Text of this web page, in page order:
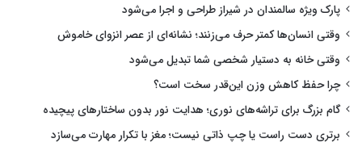
پارک ویژه سالمندان در شیراز طراحی و اجرا می‌شود
وقتی انسان‌ها کمتر حرف می‌زنند؛ نشانه‌ای از عصر انزوای خاموش
وقتی خانه به دستیار شخصی شما تبدیل می‌شود
چرا حفظ کاهش وزن این‌قدر سخت است؟
گام بزرگ برای تراشه‌های نوری؛ هدایت نور بدون ساختارهای پیچیده
برتری دست راست یا چپ ذاتی نیست؛ مغز با تکرار مهارت می‌سازد